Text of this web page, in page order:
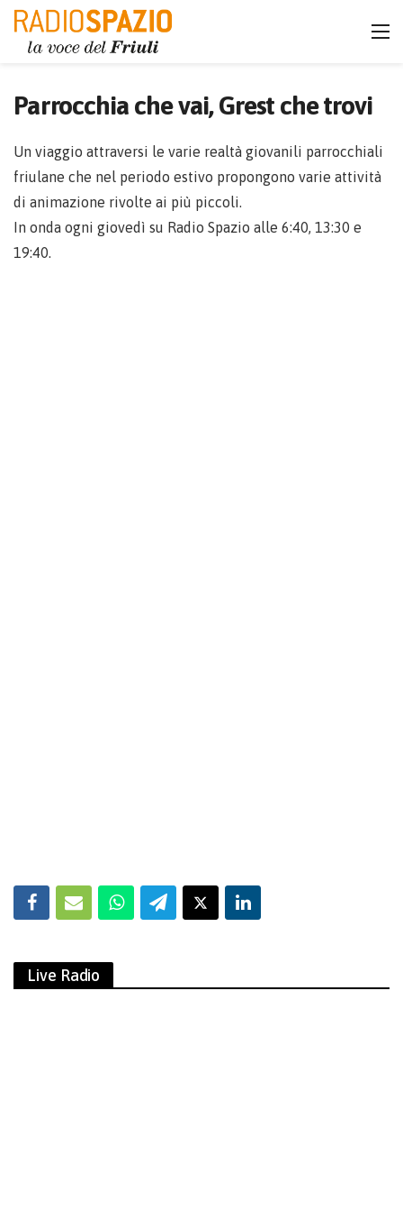
Parrocchia che vai, Grest che trovi
Un viaggio attraversi le varie realtà giovanili parrocchiali
friulane che nel periodo estivo propongono varie attività
di animazione rivolte ai più piccoli.
In onda ogni giovedì su Radio Spazio alle 6:40, 13:30 e
19:40.
Live Radio